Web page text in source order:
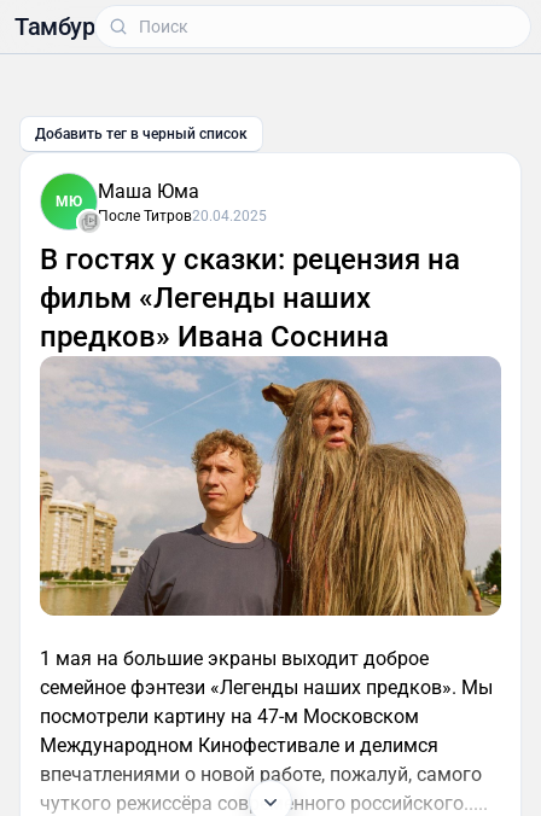
Тамбур
Добавить тег в черный список
МЮ Маша Юма
После Титров20.04.2025
В гостях у сказки: рецензия на
фильм «Легенды наших
предков» Ивана Соснина
1 мая на большие экраны выходит доброе
семейное фэнтези «Легенды наших предков». Мы
посмотрели картину на 47-м Московском
Международном Кинофестивале и делимся
впечатлениями о новой работе, пожалуй, самого
чуткого режиссёра современного российского.....